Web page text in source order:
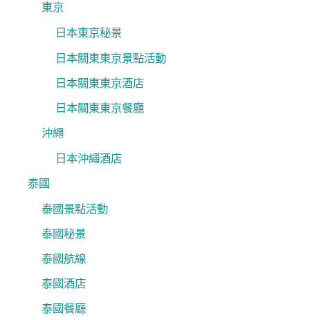
東京
日本東京秘景
日本關東東京景點活動
日本關東東京酒店
日本關東東京餐廳
沖繩
日本沖繩酒店
泰國
泰國景點活動
泰國秘景
泰國航線
泰國酒店
泰國餐廳